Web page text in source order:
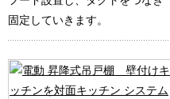
固定していきます。